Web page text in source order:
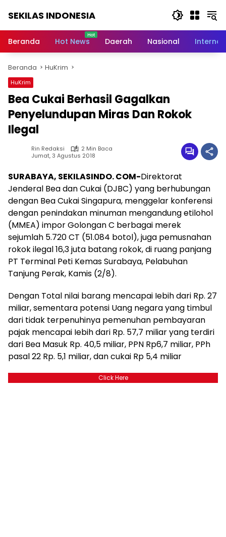
SEKILAS INDONESIA
Terkini,
Latest
World,
Headlines,
News
Today
Beranda Hot News Daerah Nasional
Beranda HuKrim
HuKrim
Bea Cukai Berhasil Gagalkan
Penyelundupan Miras Dan Rokok
Ilegal
Rin Redaksi
2 Min Baca
Jumat, 3 Agustus 2018
SURABAYA, SEKILASINDO. COM-Direktorat
Jenderal Bea dan Cukai (DJBC) yang berhubungan
dengan Bea Cukai Singapura, menggelar konferensi
dengan penindakan minuman mengandung etilohol
(MMEA) impor Golongan C berbagai merek
sejumlah 5.720 CT (51.084 botol), juga pemusnahan
rokok ilegal 16,3 juta batang rokok, di ruang panjang
PT Terminal Peti Kemas Surabaya, Pelabuhan
Tanjung Perak, Kamis (2/8).
Dengan Total nilai barang mencapai Iebih dari Rp. 27
miliar, sementara potensi Uang negara yang timbul
dari tidak terpenuhinya pemenuhan pembayaran
pajak mencapai Iebih dari Rp. 57,7 miliar yang terdiri
dari Bea Masuk Rp. 40,5 miliar, PPN Rp6,7 miliar, PPh
pasal 22 Rp. 5,1 miliar, dan cukai Rp 5,4 miliar
Click Here